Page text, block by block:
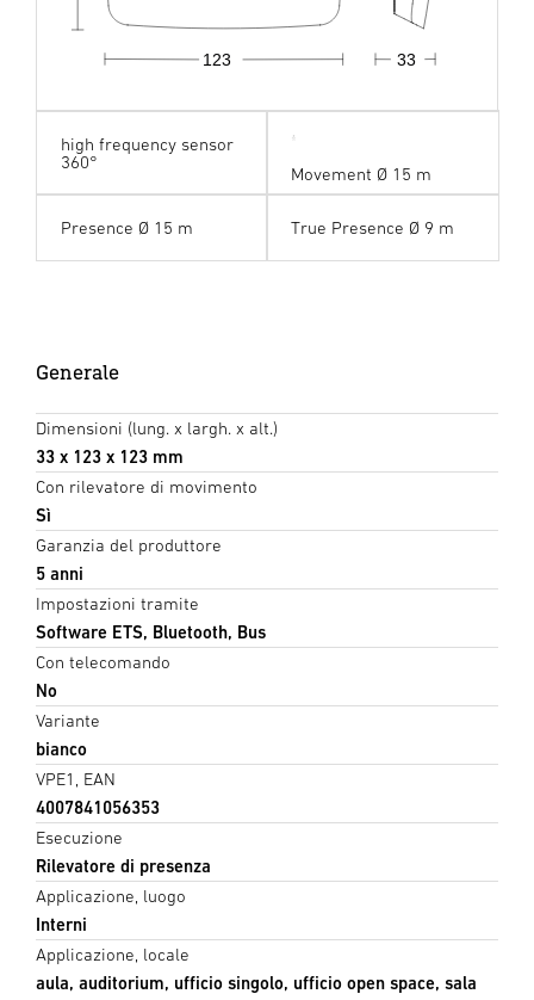
33
123
high frequency sensor
360°
Movement Ø 15 m
Presence Ø 15 m True Presence Ø 9 m
Generale
Dimensioni (lung. x largh. x alt.)
33 x 123 x 123 mm
Con rilevatore di movimento
Sì
Garanzia del produttore
5 anni
Impostazioni tramite
Software ETS, Bluetooth, Bus
Con telecomando
No
Variante
bianco
VPE1, EAN
4007841056353
Esecuzione
Rilevatore di presenza
Applicazione, luogo
Interni
Applicazione, locale
aula, auditorium, ufficio singolo, ufficio open space, sala